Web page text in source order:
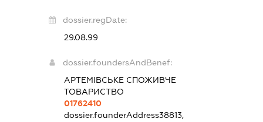
dossier.regDate:
29.08.99
dossier.foundersAndBenef:
АРТЕМІВСЬКЕ СПОЖИВЧЕ
ТОВАРИСТВО
01762410
dossier.founderAddress38813,